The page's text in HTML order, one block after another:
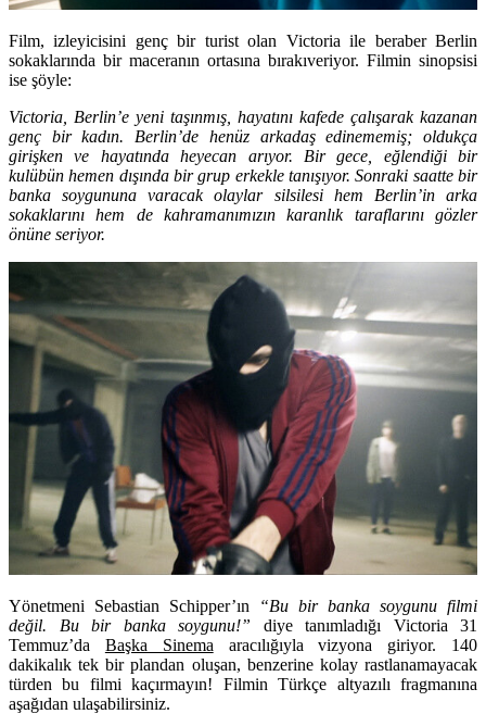
Film, izleyicisini genç bir turist olan Victoria ile beraber Berlin
sokaklarında bir maceranın ortasına bırakıveriyor. Filmin sinopsisi
ise şöyle:
Victoria, Berlin’e yeni taşınmış, hayatını kafede çalışarak kazanan
genç bir kadın. Berlin’de henüz arkadaş edinememiş; oldukça
girişken ve hayatında heyecan arıyor. Bir gece, eğlendiği bir
kulübün hemen dışında bir grup erkekle tanışıyor. Sonraki saatte bir
banka soygununa varacak olaylar silsilesi hem Berlin’in arka
sokaklarını hem de kahramanımızın karanlık taraflarını gözler
önüne seriyor.
Yönetmeni Sebastian Schipper’ın
“Bu bir banka soygunu filmi
değil. Bu bir banka soygunu!” diye tanımladığı Victoria 31
Temmuz’da Başka Sinema aracılığıyla vizyona giriyor. 140
dakikalık tek bir plandan oluşan, benzerine kolay rastlanamayacak
türden bu filmi kaçırmayın! Filmin Türkçe altyazılı fragmanına
aşağıdan ulaşabilirsiniz.